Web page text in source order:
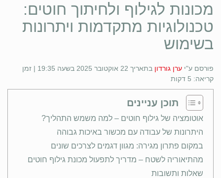
מכונות לגילוף ולחיתוך חוטים:
טכנולוגיות מתקדמות ויתרונות
בשימוש
פורסם ע"י ערן גורדון
בתאריך 22 אוקטובר 2025 בשעה 19:35 | זמן
קריאה: 5 דקות
תוכן עניינים
אוטומציה של גילוף חוטים – למה משמש התהליך?
היתרונות של עבודה עם מכשור באיכות גבוהה
במקום פתרון מגירה: מגוון דגמים לצרכים שונים
מהתיאוריה לשטח – מדריך לתפעול מכונת גילוף חוטים
שאלות ותשובות